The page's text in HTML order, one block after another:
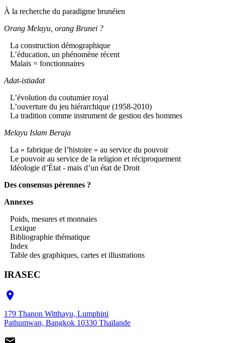
À la recherche du paradigme brunéien
Orang Melayu, orang Brunei ?
La construction démographique
L’éducation, un phénomène récent
Malais = fonctionnaires
Adat-istiadat
L’évolution du coutumier royal
L’ouverture du jeu hiérarchique (1958-2010)
La tradition comme instrument de gestion des hommes
Melayu Islam Beraja
La « fabrique de l’histoire » au service du pouvoir
Le pouvoir au service de la religion et réciproquement
Idéologie d’État - mais d’un état de Droit
Des consensus pérennes ?
Annexes
Poids, mesures et monnaies
Lexique
Bibliographie thématique
Index
Table des graphiques, cartes et illustrations
IRASEC

179 Thanon Witthayu, Lumphini
Pathumwan, Bangkok 10330 Thaïlande